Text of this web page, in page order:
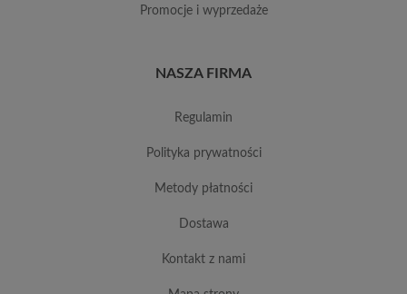
promocje i wyprzedaże
NASZA FIRMA
regulamin
polityka prywatności
metody płatności
dostawa
kontakt z nami